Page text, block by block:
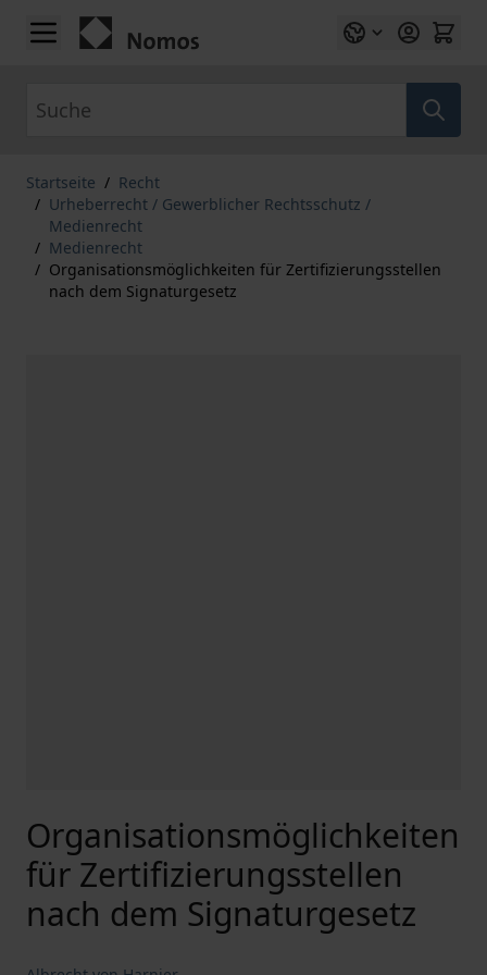
Zum Inhalt springen
Startseite / Recht
/ Urheberrecht / Gewerblicher Rechtsschutz /
Medienrecht
/ Medienrecht
/ Organisationsmöglichkeiten für Zertifizierungsstellen
nach dem Signaturgesetz
Organisationsmöglichkeiten
für Zertifizierungsstellen
nach dem Signaturgesetz